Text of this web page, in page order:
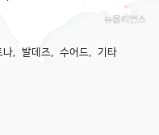
나, 발데즈, 수어드, 기타